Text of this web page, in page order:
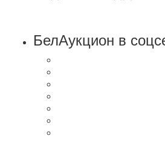
БелАукцион в